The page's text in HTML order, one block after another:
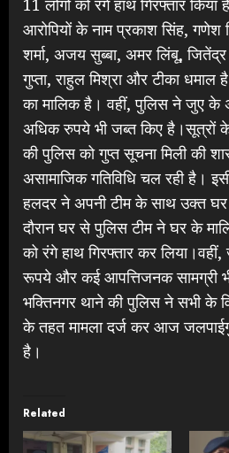
11 लोगों को रंगे हाथ गिरफ्तार
आरोपियों के नाम प्रकाश सिंह,
शर्मा, अजय सुब्बा, अमर लिंबू,
गुप्ता, राहुल मिश्रा और टीका
का मालिक है। वहीं, पुलिस ने जुए
अधिक रुपये भी जब्त किए है।सूत्रों
की पुलिस को गुप्त सूचना मिली की
असामाजिक गतिविधि चल रही है।
हलदर ने अपनी टीम के साथ उक्त घर
दौरान घर से पुलिस टीम ने घर के
को रंगे हाथ गिरफ्तार कर
रूपये और कई आपत्तिजनक सामग्री
भक्तिनगर थाने की पुलिस ने सभी के
के तहत मामला दर्ज कर आज
है।
Related